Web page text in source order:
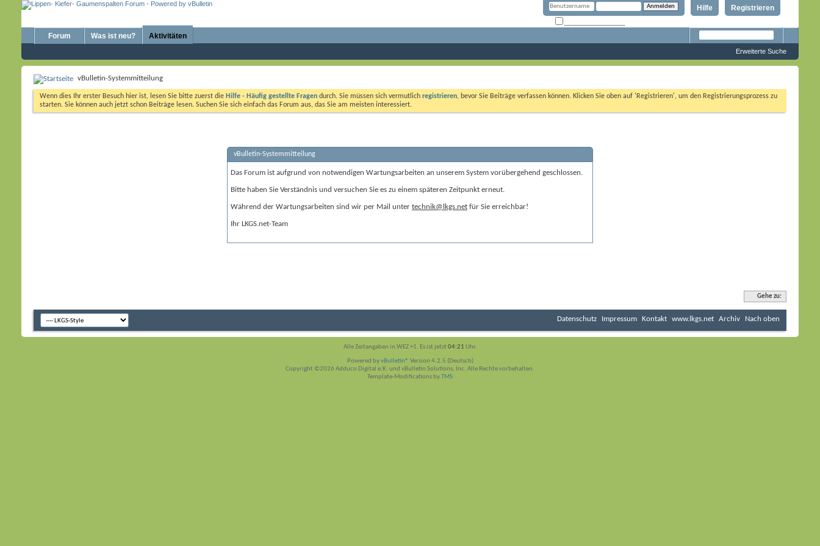
Registrieren
Hilfe
Forum Was ist neu? Aktivitäten
Erweiterte Suche
vBulletin-Systemmitteilung
Wenn dies Ihr erster Besuch hier ist, lesen Sie bitte zuerst die Hilfe - Häufig gestellte Fragen durch. Sie müssen sich vermutlich registrieren, bevor Sie Beiträge verfassen können. Klicken Sie oben auf 'Registrieren', um den Registrierungsprozess zu
starten. Sie können auch jetzt schon Beiträge lesen. Suchen Sie sich einfach das Forum aus, das Sie am meisten interessiert.
vBulletin-Systemmitteilung
Das Forum ist aufgrund von notwendigen Wartungsarbeiten an unserem System vorübergehend geschlossen.
Bitte haben Sie Verständnis und versuchen Sie es zu einem späteren Zeitpunkt erneut.
Während der Wartungsarbeiten sind wir per Mail unter technik@lkgs.net für Sie erreichbar!
Ihr LKGS.net-Team
Gehe zu:
Datenschutz Impressum Kontakt www.lkgs.net Archiv Nach oben
Alle Zeitangaben in WEZ +1. Es ist jetzt04:21 Uhr.
Powered byvBulletin® Version 4.2.5 (Deutsch)
Copyright ©2026 Adduco Digital e.K. und vBulletin Solutions, Inc. Alle Rechte vorbehalten.
Template-Modifications byTMS